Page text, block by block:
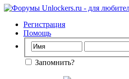
Регистрация
Помощь
Запомнить?